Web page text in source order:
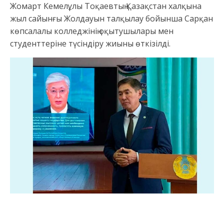
Жомарт Кемелұлы Тоқаевтың Қазақстан халқына
жыл сайынғы Жолдауын талқылау бойынша Сарқан
көпсалалы колледжінің оқытушылары мен
студенттеріне түсіндіру жиыны өткізілді.